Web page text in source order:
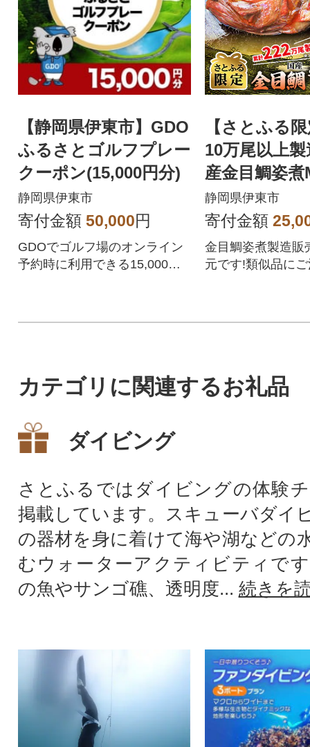
【静岡県伊東市】GDO
ふるさとゴルフプレー
クーポン(15,000円分)
静岡県伊東市
寄付金額 50,000円
GDOでゴルフ場のオンライン
予約時に利用できる15,000円
【さとふる
10万尾以上
産金目鯛姿
(350g×10尾)
静岡県伊東市
寄付金額
金目鯛姿煮製造販
元です!類似品に
カテゴリに関連するお礼品
ダイビング
さとふるではダイビングの体験
掲載しています。スキューバダイ
の器材を身に着けて海や湖などの
むウォーターアクティビティで
の魚やサンゴ礁、透明度... 続きを